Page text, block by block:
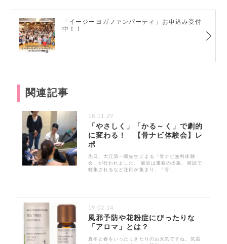
「イージーヨガファンパーティ」お申込み受付
中！！
関連記事
18.11.29
「やさしく」「かる～く」で劇的
に変わる！ 【骨ナビ体験会】レ
ポ
先日、大江清一郎先生による「骨ナビ無料体験
会」が行われました。 最近は書籍の出版、雑誌で
特集されるなど注目が集まり、「骨 …
19.02.14
風邪予防や花粉症にぴったりな
「アロマ」とは？
真冬と春をいったりきたりのお天気ですね。気温